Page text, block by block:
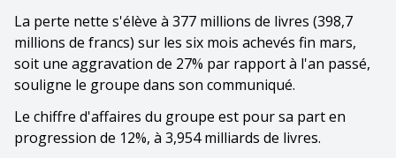
La perte nette s'élève à 377 millions de livres (398,7
millions de francs) sur les six mois achevés fin mars,
soit une aggravation de 27% par rapport à l'an passé,
souligne le groupe dans son communiqué.
Le chiffre d'affaires du groupe est pour sa part en
progression de 12%, à 3,954 milliards de livres.